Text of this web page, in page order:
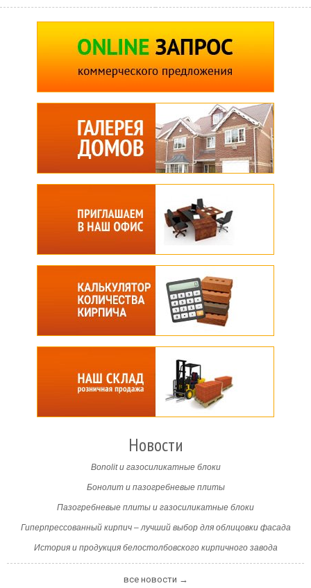
Новости
Bonolit и газосиликатные блоки
Бонолит и пазогребневые плиты
Пазогребневые плиты и газосиликатные блоки
Гиперпрессованный кирпич – лучший выбор для облицовки фасада
История и продукция белостолбовского кирпичного завода
все новости →